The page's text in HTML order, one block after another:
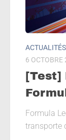
ACTUALITÉS
6 OCTOBRE
[Test]
Formula
transporte